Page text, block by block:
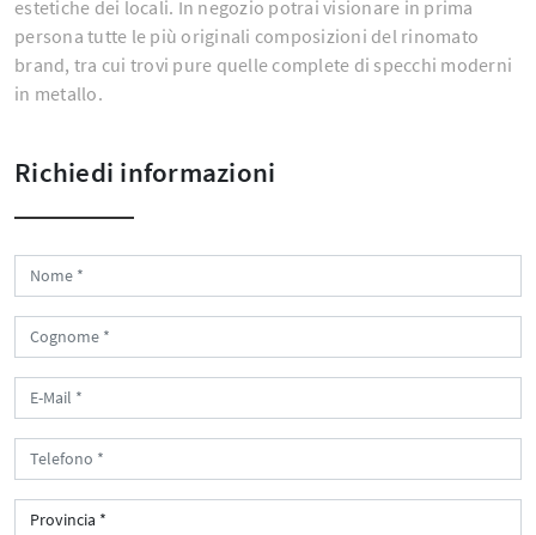
estetiche dei locali. In negozio potrai visionare in prima
persona tutte le più originali composizioni del rinomato
brand, tra cui trovi pure quelle complete di specchi moderni
in metallo.
Richiedi informazioni